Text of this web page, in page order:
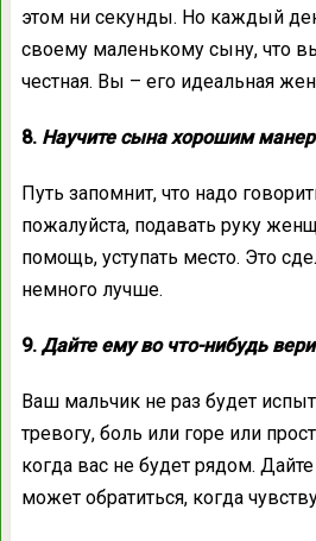
этом ни секунды. Но каждый
своему маленькому сыну, что
честная. Вы – его идеальная
8. Научите сына хорошим
Путь запомнит, что надо
пожалуйста, подавать руку
помощь, уступать место. Это
немного лучше.
9. Дайте ему во что-нибудь
Ваш мальчик не раз будет
тревогу, боль или горе или
когда вас не будет рядом.
может обратиться, когда